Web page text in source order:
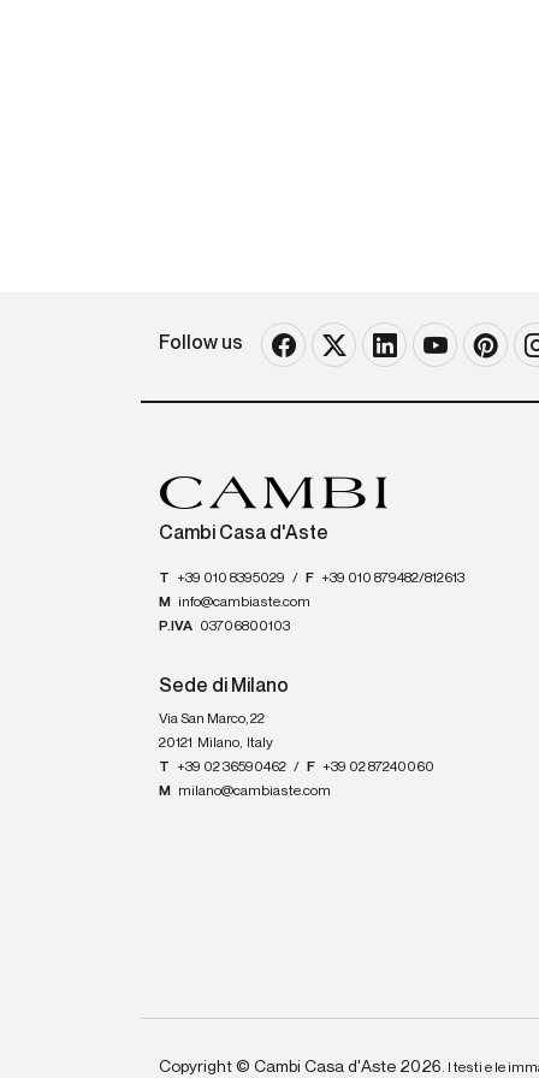
Follow us
Cambi Casa d'Aste
T +39 010 8395029 / F +39 010 879482/812613
M
info@cambiaste.com
P.IVA 03706800103
Sede di Milano
Via San Marco, 22
20121 Milano, Italy
T +39 02 36590462 / F +39 02 87240060
M
milano@cambiaste.com
Copyright © Cambi Casa d'Aste 2026. I testi e le